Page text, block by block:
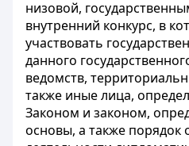
низовой,
внутренний конкурс, в
участвовать
данного
ведомств,
также иные лица,
Законом и законом,
основы, а также порядок